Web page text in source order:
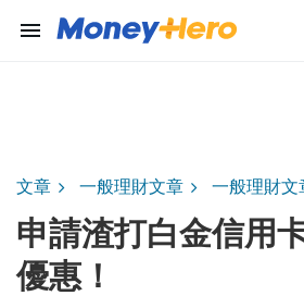
menu
文章 一般理財文章 一般理財文
申請渣打白金信用
優惠！